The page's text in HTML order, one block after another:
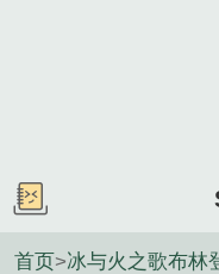
首页>冰与火之歌布林